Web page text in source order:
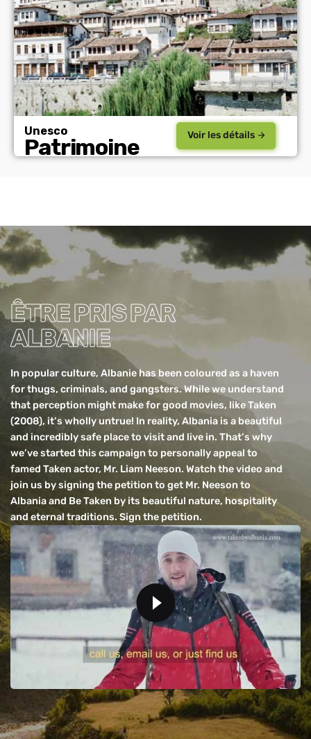
Unesco
Patrimoine Voir les détails
ÊTRE PRIS PAR
ALBANIE
In popular culture, Albaniehas been coloured as a haven
for thugs, criminals, and gangsters. While we understand
that perception might make for good movies, like Taken
(2008), it’s wholly untrue! In reality, Albania is a beautiful
and incredibly safe place to visit and live in. That’s why
we’ve started this campaign to personally appeal to
famed Taken actor, Mr. Liam Neeson. Watch the video and
join us by signing the petition to get Mr. Neeson to
Albania and Be Taken by its beautiful nature, hospitality
and eternal traditions. Sign the petition.